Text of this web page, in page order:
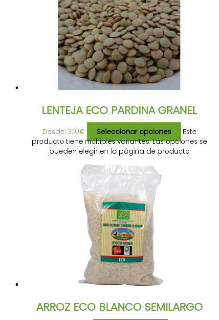
LENTEJA ECO PARDINA GRANEL
Desde: 3,10€ Seleccionar opciones
Este
producto tiene múltiples variantes. Las opciones se
pueden elegir en la página de producto
ARROZ ECO BLANCO SEMILARGO